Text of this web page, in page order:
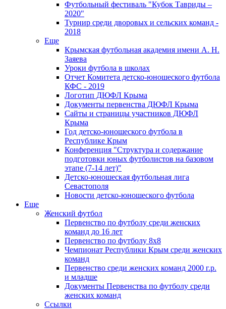
Футбольный фестиваль "Кубок Тавриды –
2020"
Турнир среди дворовых и сельских команд -
2018
Еще
Крымская футбольная академия имени А. Н.
Заяева
Уроки футбола в школах
Отчет Комитета детско-юношеского футбола
КФС - 2019
Логотип ДЮФЛ Крыма
Документы первенства ДЮФЛ Крыма
Сайты и страницы участников ДЮФЛ
Крыма
Год детско-юношеского футбола в
Республике Крым
Конференция "Структура и содержание
подготовки юных футболистов на базовом
этапе (7-14 лет)"
Детско-юношеская футбольная лига
Севастополя
Новости детско-юношеского футбола
Еще
Женский футбол
Первенство по футболу среди женских
команд до 16 лет
Первенство по футболу 8х8
Чемпионат Республики Крым среди женских
команд
Первенство среди женских команд 2000 г.р.
и младше
Документы Первенства по футболу среди
женских команд
Ссылки